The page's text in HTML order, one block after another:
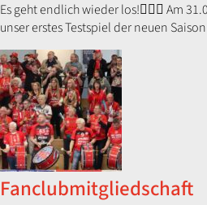
Es geht endlich wieder los!😮‍💨🤝 Am
unser erstes Testspiel der neuen
Fanclubmitgliedschaft